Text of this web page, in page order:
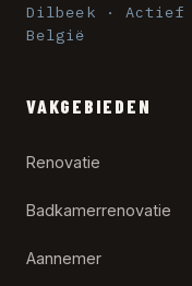
Dilbeek ·
België
VAKGEBIEDEN
Renovatie
Badkamerrenovatie
Aannemer